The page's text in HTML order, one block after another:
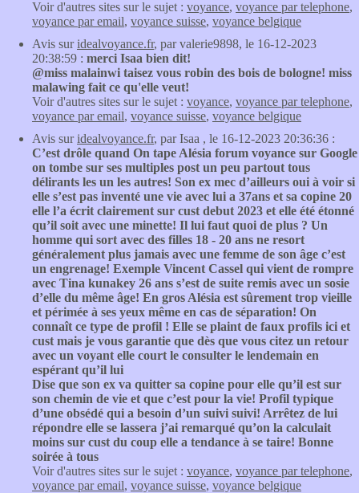
Voir d'autres sites sur le sujet : voyance, voyance par telephone,
voyance par email, voyance suisse, voyance belgique
Avis suridealvoyance.fr, par valerie9898, le 16-12-2023
20:38:59 : merci Isaa bien dit!
@miss malainwi taisez vous robin des bois de bologne! miss
malawing fait ce qu'elle veut!
Voir d'autres sites sur le sujet : voyance, voyance par telephone,
voyance par email, voyance suisse, voyance belgique
Avis suridealvoyance.fr, par Isaa , le 16-12-2023 20:36:36 :
C’est drôle quand On tape Alésia forum voyance sur Google
on tombe sur ses multiples post un peu partout tous
délirants les un les autres! Son ex mec d’ailleurs oui à voir si
elle s’est pas inventé une vie avec lui a 37ans et sa copine 20
elle l’a écrit clairement sur cust debut 2023 et elle été étonné
qu’il soit avec une minette! Il lui faut quoi de plus ? Un
homme qui sort avec des filles 18 - 20 ans ne resort
généralement plus jamais avec une femme de son âge c’est
un engrenage! Exemple Vincent Cassel qui vient de rompre
avec Tina kunakey 26 ans s’est de suite remis avec un sosie
d’elle du même âge! En gros Alésia est sûrement trop vieille
et périmée à ses yeux même en cas de séparation! On
connaît ce type de profil ! Elle se plaint de faux profils ici et
cust mais je vous garantie que dès que vous citez un retour
avec un voyant elle court le consulter le lendemain en
espérant qu’il lui
Dise que son ex va quitter sa copine pour elle qu’il est sur
son chemin de vie et que c’est pour la vie! Profil typique
d’une obsédé qui a besoin d’un suivi suivi! Arrêtez de lui
répondre elle se lassera j’ai remarqué qu’on la calculait
moins sur cust du coup elle a tendance à se taire! Bonne
soirée à tous
Voir d'autres sites sur le sujet : voyance, voyance par telephone,
voyance par email, voyance suisse, voyance belgique